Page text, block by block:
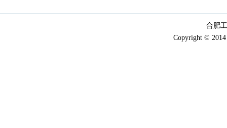
合肥
Copyright © 2014